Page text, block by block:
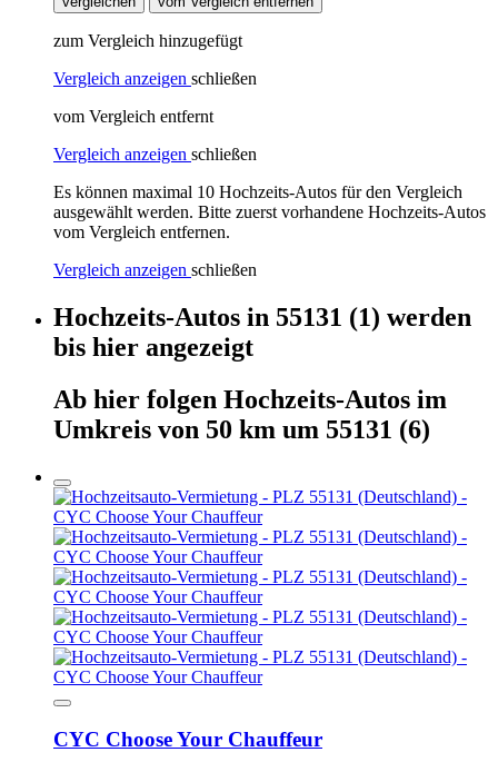
zum Vergleich hinzugefügt
Vergleich anzeigen schließen
vom Vergleich entfernt
Vergleich anzeigen schließen
Es können maximal 10 Hochzeits-Autos für den Vergleich
ausgewählt werden. Bitte zuerst vorhandene Hochzeits-Autos
vom Vergleich entfernen.
Vergleich anzeigen schließen
Hochzeits-Autos in 55131 (1) werden
bis hier angezeigt
Ab hier folgen Hochzeits-Autos im
Umkreis von 50 km um 55131 (6)
CYC Choose Your Chauffeur